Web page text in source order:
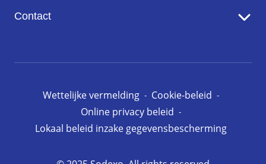
Onze vacatures
Contact
Pers
Wettelijke vermelding
Cookie-beleid
Online privacy beleid
Lokaal beleid inzake gegevensbescherming